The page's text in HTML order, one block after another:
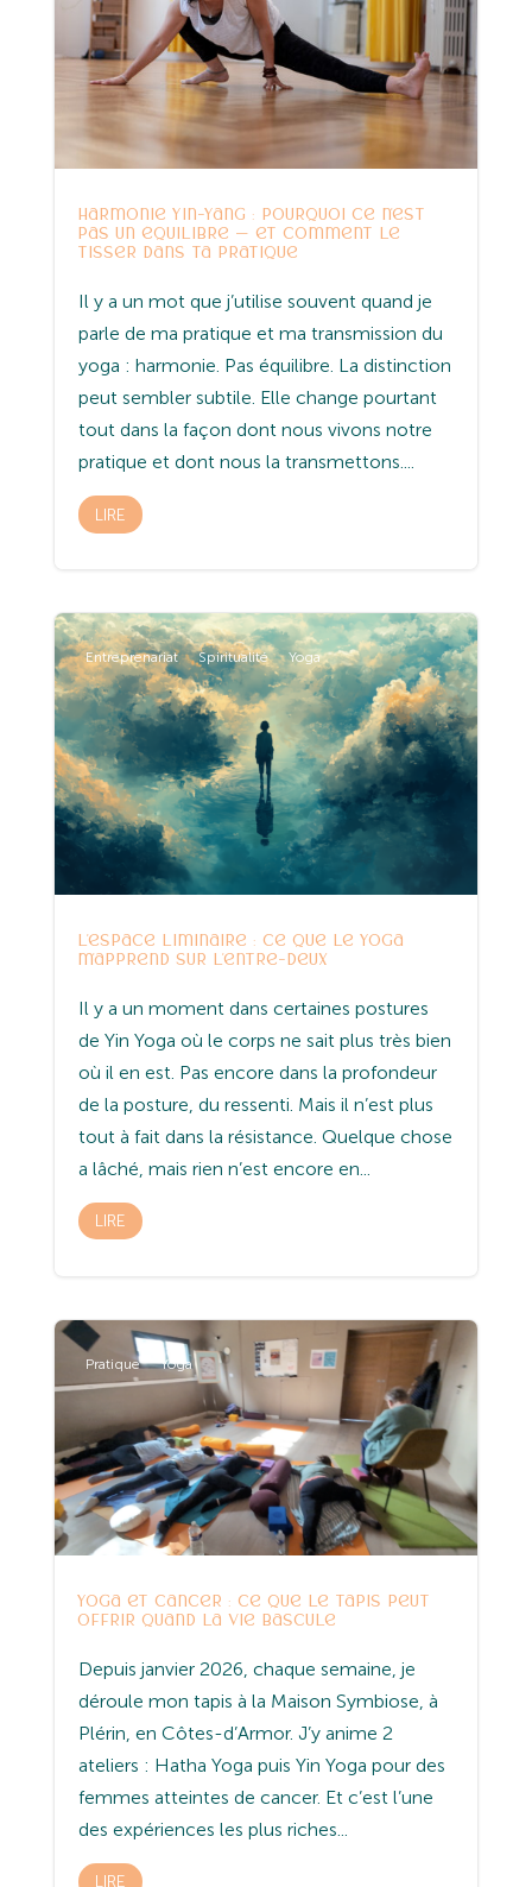
Harmonie Yin-Yang : pourquoi ce n’est
pas un équilibre — et comment le
tisser dans ta pratique
Il y a un mot que j’utilise souvent quand je
parle de ma pratique et ma transmission du
yoga : harmonie. Pas équilibre. La distinction
peut sembler subtile. Elle change pourtant
tout dans la façon dont nous vivons notre
pratique et dont nous la transmettons....
LIRE
Entreprenariat Spiritualité Yoga
L’espace liminaire : ce que le yoga
m’apprend sur l’entre-deux
Il y a un moment dans certaines postures
de Yin Yoga où le corps ne sait plus très bien
où il en est. Pas encore dans la profondeur
de la posture, du ressenti. Mais il n’est plus
tout à fait dans la résistance. Quelque chose
a lâché, mais rien n’est encore en...
LIRE
Pratique Yoga
Yoga et cancer : ce que le tapis peut
offrir quand la vie bascule
Depuis janvier 2026, chaque semaine, je
déroule mon tapis à la Maison Symbiose, à
Plérin, en Côtes-d’Armor. J’y anime 2
ateliers : Hatha Yoga puis Yin Yoga pour des
femmes atteintes de cancer. Et c’est l’une
des expériences les plus riches...
LIRE